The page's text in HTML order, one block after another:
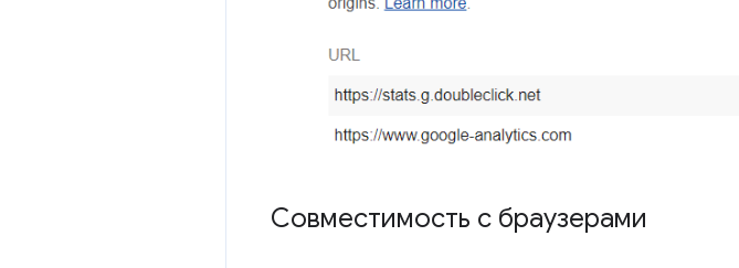
Совместимость с браузерами